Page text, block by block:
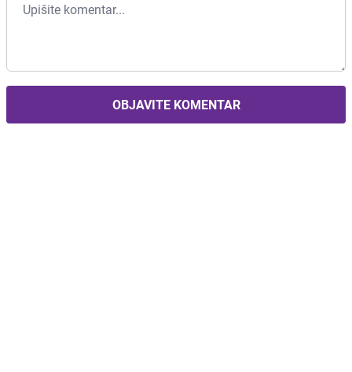
OBJAVITE KOMENTAR